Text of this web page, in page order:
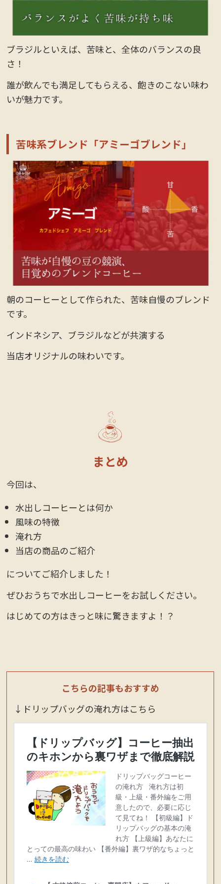
ブラジルといえば、苦味と、全体のバランスの良
さ！
誰が飲んでも満足してもらえる、飽きのこない味わ
いが魅力です。
苦味系ブレンド「アミーゴブレンド」
朝のコーヒーとして作られた、苦味自慢のブレンド
です。
インドネシア、ブラジルなどが共演する
当店オリジナルの味わいです。
まとめ
今回は、
水出しコーヒーとは何か
風味の特徴
淹れ方
当店の商品のご紹介
についてご紹介しました！
ぜひおうちで水出しコーヒーをお試しください。
はじめての方はきっと味に驚きますよ！？
こちらの記事もおすすめ
↓ドリップバッグの淹れ方はこちら